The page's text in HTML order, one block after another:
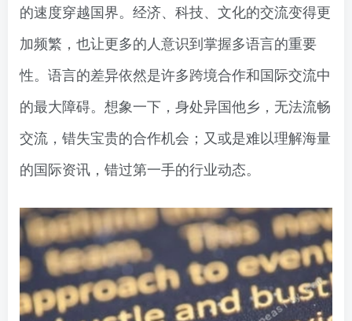
的速度穿越国界。经济、科技、文化的交流变得更
加频繁，也让更多的人意识到掌握多语言的重要
性。语言的差异依然是许多跨境合作和国际交流中
的最大障碍。想象一下，身处异国他乡，无法流畅
交流，错失宝贵的合作机会；又或是难以理解海量
的国际资讯，错过第一手的行业动态。